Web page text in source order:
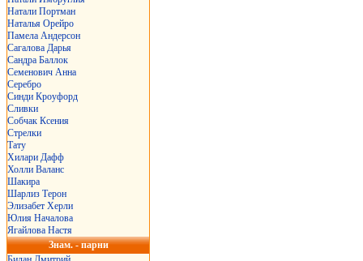
Натали Портман
Наталья Орейро
Памела Андерсон
Сагалова Дарья
Сандра Баллок
Семенович Анна
Серебро
Синди Кроуфорд
Сливки
Собчак Ксения
Стрелки
Тату
Хилари Дафф
Холли Валанс
Шакира
Шарлиз Терон
Элизабет Херли
Юлия Началова
Ягайлова Настя
Знам. - парни